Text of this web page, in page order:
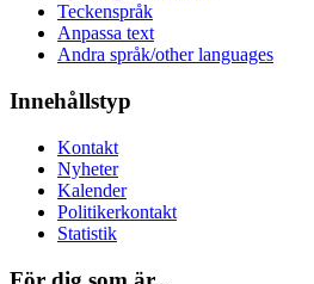
Teckenspråk
Anpassa text
Andra språk/other languages
Innehållstyp
Kontakt
Nyheter
Kalender
Politikerkontakt
Statistik